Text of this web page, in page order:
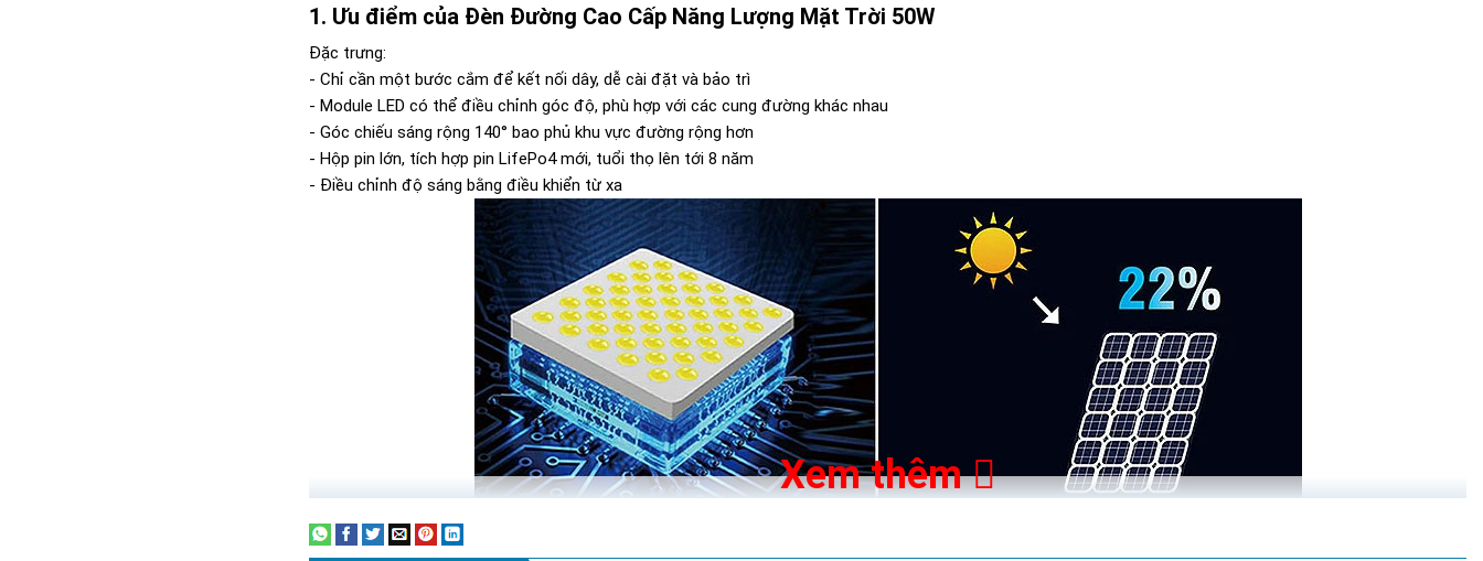
Ưu điểm của Đèn Đường Cao Cấp Năng Lượng Mặt Trời 50W
Đặc trưng:
- Chỉ cần một bước cắm để kết nối dây, dễ cài đặt và bảo trì
- Module LED có thể điều chỉnh góc độ, phù hợp với các cung đường khác nhau
- Góc chiếu sáng rộng 140° bao phủ khu vực đường rộng hơn
- Hộp pin lớn, tích hợp pin LifePo4 mới, tuổi thọ lên tới 8 năm
- Điều chỉnh độ sáng bằng điều khiển từ xa
Xem thêm